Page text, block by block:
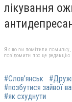
лікування
Якщо ви помітили помилку,
повідомити про це редакцію
#Слов’янськ
#позбутися зайвої
#як схуднути